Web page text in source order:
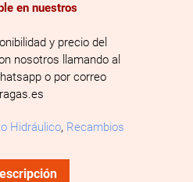
en nuestros
y precio del
nosotros llamando al
o por correo
Hidráulico, Recambios